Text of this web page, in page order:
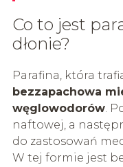
Co to jest
dłonie?
Parafina, która
bezzapachowa
węglowodorów.
naftowej, a
do zastosowań
W tej formie jest